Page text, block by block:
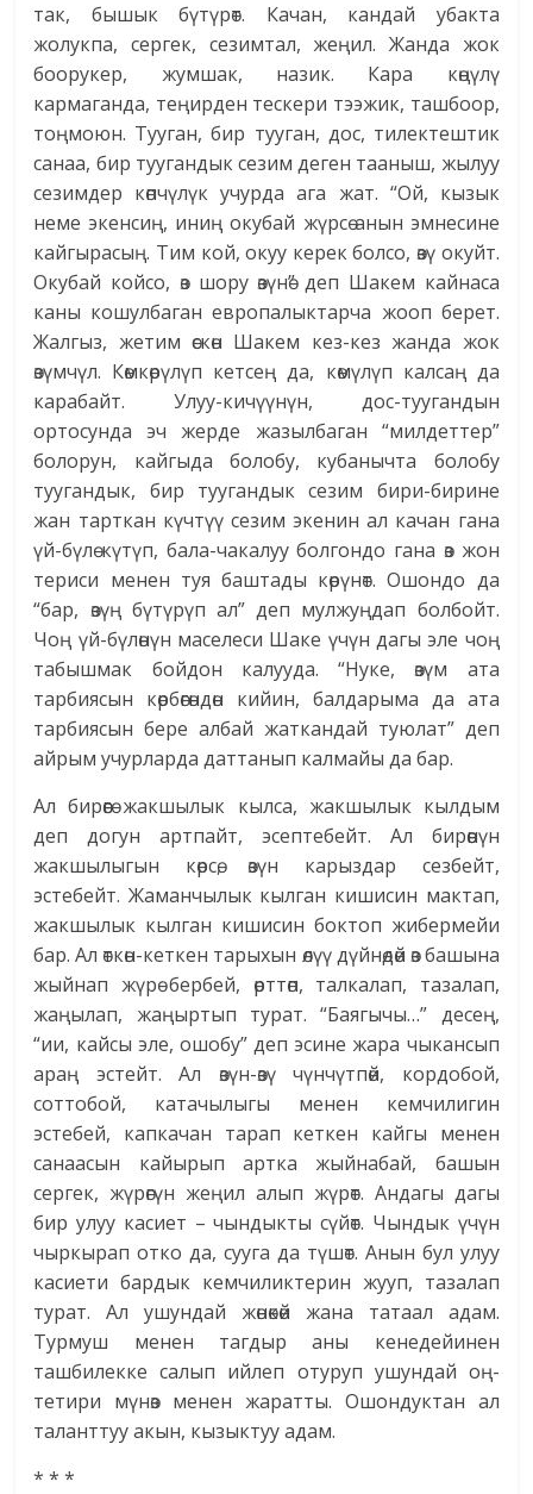
так, бышык бүтүрөт. Качан, кандай убакта
жолукпа, сергек, сезимтал, жеңил. Жанда жок
боорукер, жумшак, назик. Кара көңүлү
кармаганда, теңирден тескери тээжик, ташбоор,
тоңмоюн. Тууган, бир тууган, дос, тилектештик
санаа, бир туугандык сезим деген тааныш, жылуу
сезимдер көпчүлүк учурда ага жат. “Ой, кызык
неме экенсиң, иниң окубай жүрсө анын эмнесине
кайгырасың. Тим кой, окуу керек болсо, өзү окуйт.
Окубай койсо, өз шору өзүнө” деп Шакем кайнаса
каны кошулбаган европалыктарча жооп берет.
Жалгыз, жетим өскөн Шакем кез-кез жанда жок
өзүмчүл. Көмкөрүлүп кетсең да, көмүлүп калсаң да
карабайт. Улуу-кичүүнүн, дос-туугандын
ортосунда эч жерде жазылбаган “милдеттер”
болорун, кайгыда болобу, кубанычта болобу
туугандык, бир туугандык сезим бири-бирине
жан тарткан күчтүү сезим экенин ал качан гана
үй-бүлө күтүп, бала-чакалуу болгондо гана өз жон
териси менен туя баштады көрүнөт. Ошондо да
“бар, өзүң бүтүрүп ал” деп мулжуңдап болбойт.
Чоң үй-бүлөнүн маселеси Шаке үчүн дагы эле чоң
табышмак бойдон калууда. “Нуке, өзүм ата
тарбиясын көрбөгөндөн кийин, балдарыма да ата
тарбиясын бере албай жаткандай туюлат” деп
айрым учурларда даттанып калмайы да бар.
Ал бирөөгө жакшылык кылса, жакшылык кылдым
деп догун артпайт, эсептебейт. Ал бирөөнүн
жакшылыгын көрсө, өзүн карыздар сезбейт,
эстебейт. Жаманчылык кылган кишисин мактап,
жакшылык кылган кишисин боктоп жибермейи
бар. Ал өткөн-кеткен тарыхын өлүү дүйнөдөй өз башына
жыйнап жүрө бербей, өрттөп, талкалап, тазалап,
жаңылап, жаңыртып турат. “Баягычы…” десең,
“ии, кайсы эле, ошобу” деп эсине жара чыкансып
араң эстейт. Ал өзүн-өзү чүнчүтпөй, кордобой,
соттобой, катачылыгы менен кемчилигин
эстебей, капкачан тарап кеткен кайгы менен
санаасын кайырып артка жыйнабай, башын
сергек, жүрөгүн жеңил алып жүрөт. Андагы дагы
бир улуу касиет – чындыкты сүйөт. Чындык үчүн
чыркырап отко да, сууга да түшөт. Анын бул улуу
касиети бардык кемчиликтерин жууп, тазалап
турат. Ал ушундай жөнөкөй жана татаал адам.
Турмуш менен тагдыр аны кенедейинен
ташбилекке салып ийлеп отуруп ушундай оң-
тетири мүнөз менен жаратты. Ошондуктан ал
таланттуу акын, кызыктуу адам.
* * *